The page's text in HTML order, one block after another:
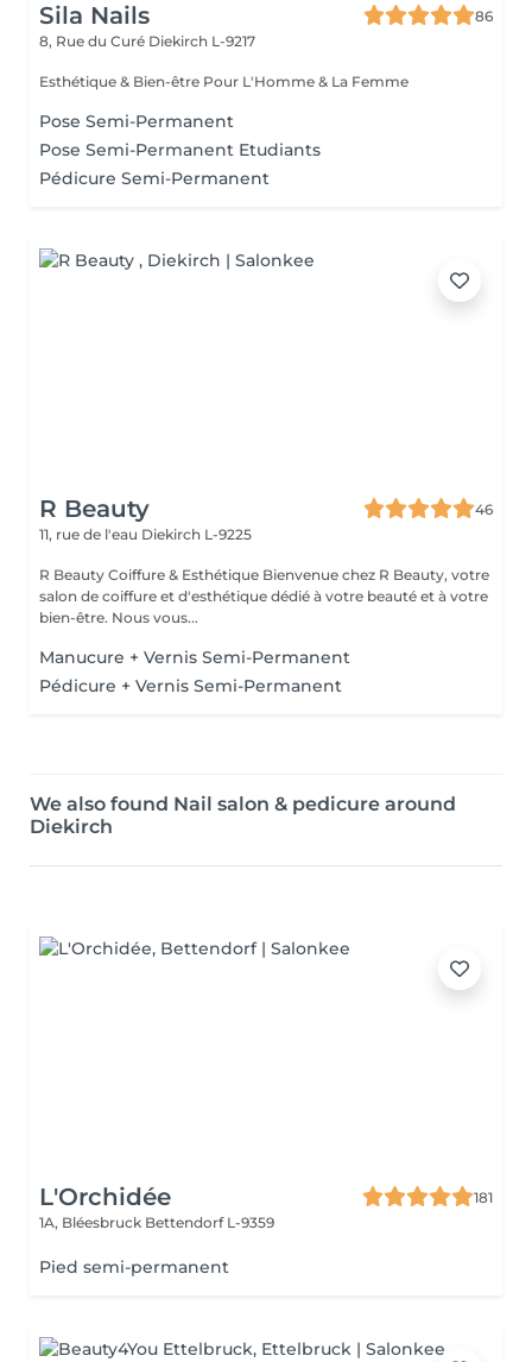
Sila Nails
86
8, Rue du Curé Diekirch L-9217
Esthétique & Bien-être Pour L'Homme & La Femme
Pose Semi-Permanent
Pose Semi-Permanent Etudiants
Pédicure Semi-Permanent
R Beauty
46
11, rue de l'eau Diekirch L-9225
R Beauty Coiffure & Esthétique Bienvenue chez R Beauty, votre
salon de coiffure et d'esthétique dédié à votre beauté et à votre
bien-être. Nous vous...
Manucure + Vernis Semi-Permanent
Pédicure + Vernis Semi-Permanent
We also found Nail salon & pedicure around
Diekirch
L'Orchidée
181
1A, Bléesbruck Bettendorf L-9359
Pied semi-permanent